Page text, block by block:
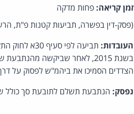
זמן קריאה: פחות מדקה
(פסק-דין בפשרה, תביעות קטנות פ"ת, הרשם איתי רגב):
העובדות:
בשנת 2015, לאחר שביקשה
הצדדים הסמיכו את ביהמ"ש לפסוק על דרך הפשרה, לפי
נפסק: הנתבעת תשלם לתובעת סך כולל של 250 ש"ח, בצירוף אגרת בית משפט בסך